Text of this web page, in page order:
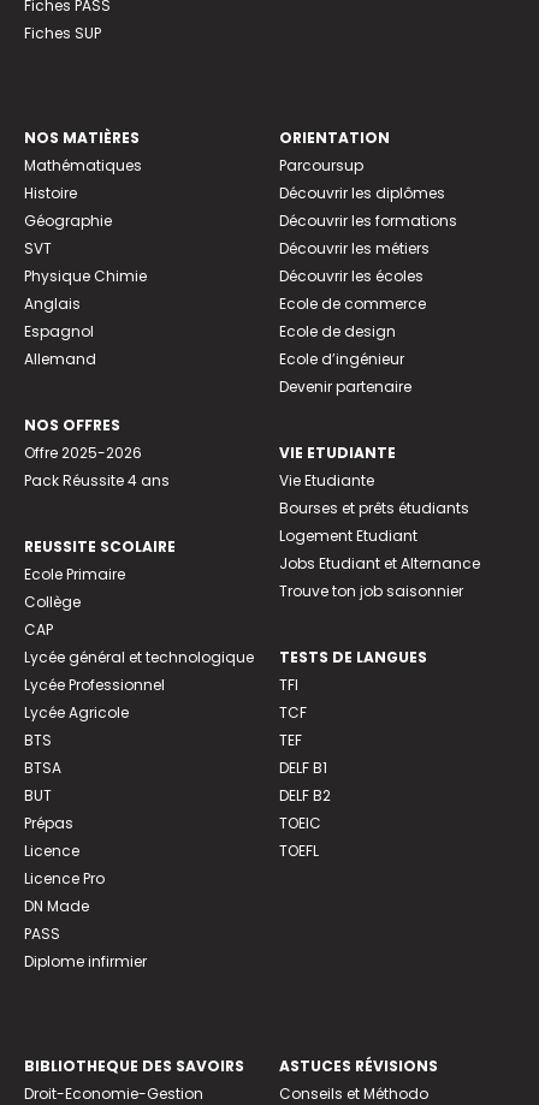
Fiches PASS
Fiches SUP
NOS MATIÈRES
Mathématiques
Histoire
Géographie
SVT
Physique Chimie
Anglais
Espagnol
Allemand
NOS OFFRES
Offre 2025-2026
Pack Réussite 4 ans
REUSSITE SCOLAIRE
Ecole Primaire
Collège
CAP
Lycée général et technologique
Lycée Professionnel
Lycée Agricole
BTS
BTSA
BUT
Prépas
Licence
Licence Pro
DN Made
PASS
Diplome infirmier
ORIENTATION
Parcoursup
Découvrir les diplômes
Découvrir les formations
Découvrir les métiers
Découvrir les écoles
Ecole de commerce
Ecole de design
Ecole d’ingénieur
Devenir partenaire
VIE ETUDIANTE
Vie Etudiante
Bourses et prêts étudiants
Logement Etudiant
Jobs Etudiant et Alternance
Trouve ton job saisonnier
TESTS DE LANGUES
TFI
TCF
TEF
DELF B1
DELF B2
TOEIC
TOEFL
BIBLIOTHEQUE DES SAVOIRS
Droit-Economie-Gestion
ASTUCES RÉVISIONS
Conseils et Méthodo